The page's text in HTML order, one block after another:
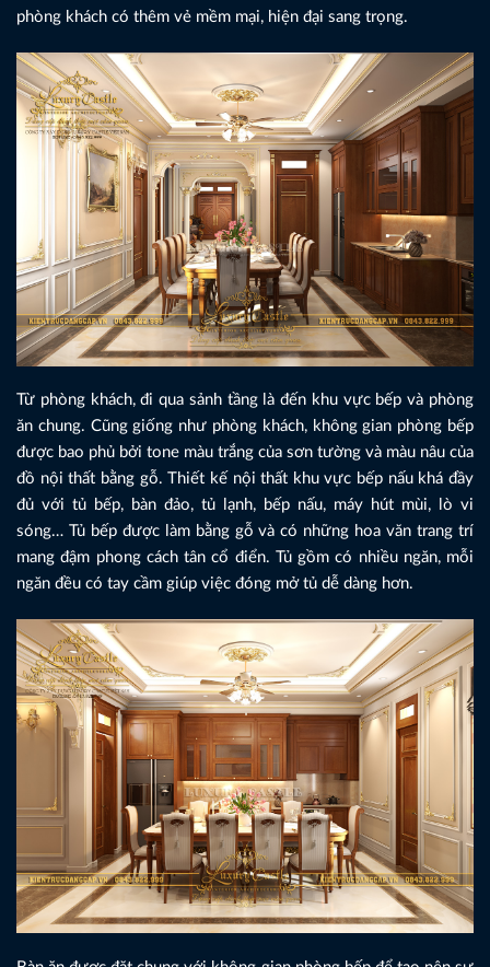
phòng khách có thêm vẻ mềm mại, hiện đại sang trọng.
Từ phòng khách, đi qua sảnh tầng là đến khu vực bếp và phòng
ăn chung. Cũng giống như phòng khách, không gian phòng bếp
được bao phủ bởi tone màu trắng của sơn tường và màu nâu của
đồ nội thất bằng gỗ. Thiết kế nội thất khu vực bếp nấu khá đầy
đủ với tủ bếp, bàn đảo, tủ lạnh, bếp nấu, máy hút mùi, lò vi
sóng… Tủ bếp được làm bằng gỗ và có những hoa văn trang trí
mang đậm phong cách tân cổ điển. Tủ gồm có nhiều ngăn, mỗi
ngăn đều có tay cầm giúp việc đóng mở tủ dễ dàng hơn.